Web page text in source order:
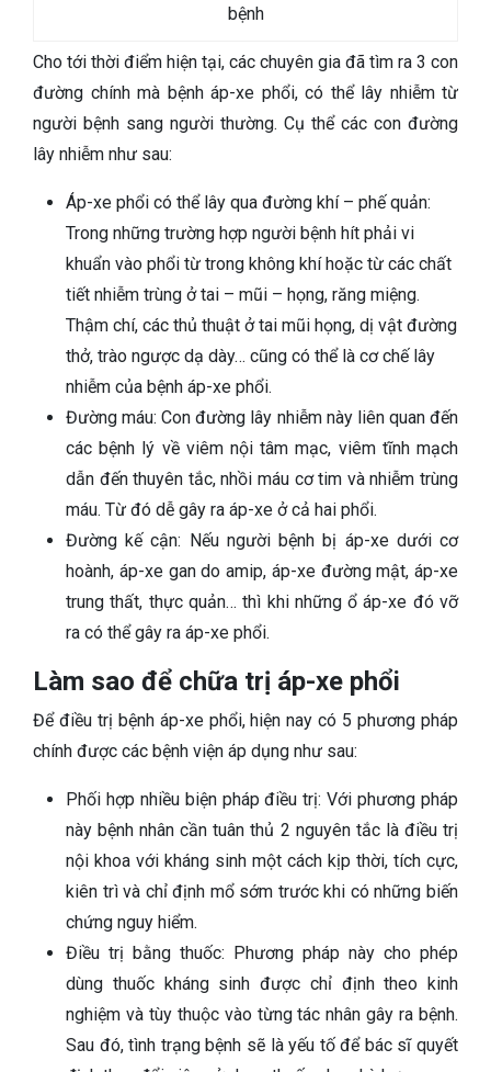
bệnh
Cho tới thời điểm hiện tại, các chuyên gia đã tìm ra 3 con
đường chính mà bệnh áp-xe phổi, có thể lây nhiễm từ
người bệnh sang người thường. Cụ thể các con đường
lây nhiễm như sau:
Áp-xe phổi có thể lây qua đường khí – phế quản:
Trong những trường hợp người bệnh hít phải vi
khuẩn vào phổi từ trong không khí hoặc từ các chất
tiết nhiễm trùng ở tai – mũi – họng, răng miệng.
Thậm chí, các thủ thuật ở tai mũi họng, dị vật đường
thở, trào ngược dạ dày… cũng có thể là cơ chế lây
nhiễm của bệnh áp-xe phổi.
Đường máu: Con đường lây nhiễm này liên quan đến
các bệnh lý về viêm nội tâm mạc, viêm tĩnh mạch
dẫn đến thuyên tắc, nhồi máu cơ tim và nhiễm trùng
máu. Từ đó dễ gây ra áp-xe ở cả hai phổi.
Đường kế cận: Nếu người bệnh bị áp-xe dưới cơ
hoành, áp-xe gan do amip, áp-xe đường mật, áp-xe
trung thất, thực quản… thì khi những ổ áp-xe đó vỡ
ra có thể gây ra áp-xe phổi.
Làm sao để chữa trị áp-xe phổi
Để điều trị bệnh áp-xe phổi, hiện nay có 5 phương pháp
chính được các bệnh viện áp dụng như sau:
Phối hợp nhiều biện pháp điều trị: Với phương pháp
này bệnh nhân cần tuân thủ 2 nguyên tắc là điều trị
nội khoa với kháng sinh một cách kịp thời, tích cực,
kiên trì và chỉ định mổ sớm trước khi có những biến
chứng nguy hiểm.
Điều trị bằng thuốc: Phương pháp này cho phép
dùng thuốc kháng sinh được chỉ định theo kinh
nghiệm và tùy thuộc vào từng tác nhân gây ra bệnh.
Sau đó, tình trạng bệnh sẽ là yếu tố để bác sĩ quyết